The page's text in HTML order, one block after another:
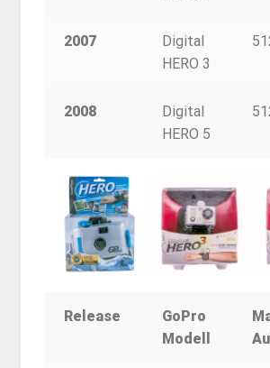
2007
Digital
HERO 3
2008
Digital
HERO 5
Release
GoPro
Modell